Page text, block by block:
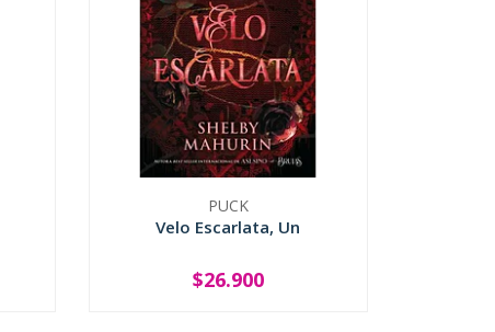
PUCK
Velo Escarlata, Un
+
$26.900